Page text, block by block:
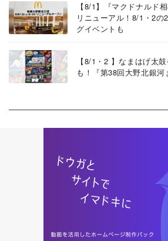
【8/1】『マクドナルド
リニューアル！8/1・2の
グイベントも
【8/1・2 】なまはげ太
も！『第38回大野北銀河